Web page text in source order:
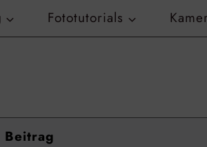
Fototutorials
Beitrag